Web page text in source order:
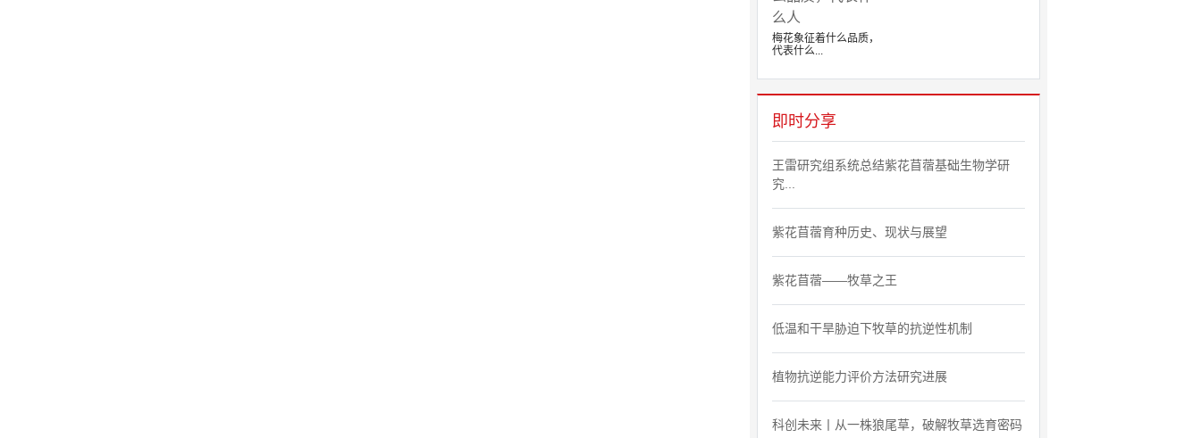
梅花象征着什么品质，
代表什么...
即时分享
王雷研究组系统总结紫花苜蓿基础生物学研
究...
紫花苜蓿育种历史、现状与展望
紫花苜蓿——牧草之王
低温和干旱胁迫下牧草的抗逆性机制
植物抗逆能力评价方法研究进展
科创未来丨从一株狼尾草，破解牧草选育密码